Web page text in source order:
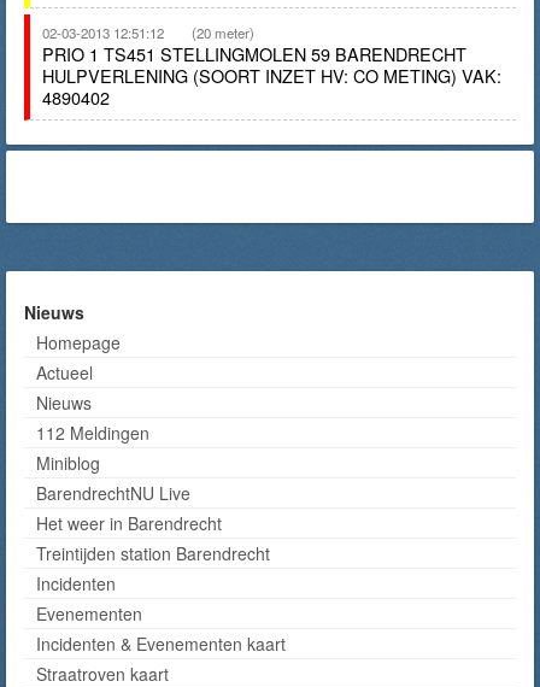
02-03-2013 12:51:12 (20 meter)
PRIO 1 TS451 STELLINGMOLEN 59 BARENDRECHT
HULPVERLENING (SOORT INZET HV: CO METING) VAK:
4890402
Nieuws
Homepage
Actueel
Nieuws
112 Meldingen
Miniblog
BarendrechtNU Live
Het weer in Barendrecht
Treintijden station Barendrecht
Incidenten
Evenementen
Incidenten & Evenementen kaart
Straatroven kaart